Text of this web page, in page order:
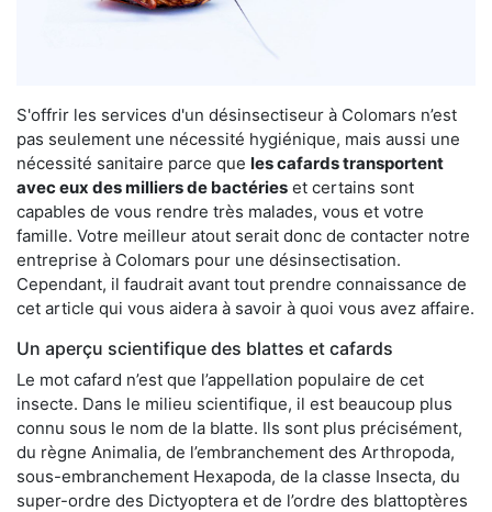
S'offrir les services d'un désinsectiseur à Colomars n’est
pas seulement une nécessité hygiénique, mais aussi une
nécessité sanitaire parce que les cafards transportent
avec eux des milliers de bactéries et certains sont
capables de vous rendre très malades, vous et votre
famille. Votre meilleur atout serait donc de contacter notre
entreprise à Colomars pour une désinsectisation.
Cependant, il faudrait avant tout prendre connaissance de
cet article qui vous aidera à savoir à quoi vous avez affaire.
Un aperçu scientifique des blattes et cafards
Le mot cafard n’est que l’appellation populaire de cet
insecte. Dans le milieu scientifique, il est beaucoup plus
connu sous le nom de la blatte. Ils sont plus précisément,
du règne Animalia, de l’embranchement des Arthropoda,
sous-embranchement Hexapoda, de la classe Insecta, du
super-ordre des Dictyoptera et de l’ordre des blattoptères